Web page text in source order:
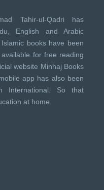
Tahir-ul-Qadri has
English and Arabic
books have been
for free reading
website Minhaj Books
app has also been
International . So that
at home.